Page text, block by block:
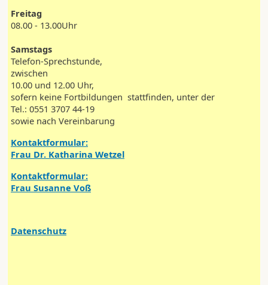
Freitag
08.00 - 13.00Uhr
Samstags
Telefon-Sprechstunde,
zwischen
10.00 und 12.00 Uhr,
sofern keine Fortbildungen stattfinden, unter der
Tel.: 0551 3707 44-19
sowie nach Vereinbarung
Kontaktformular:
Frau Dr. Katharina Wetzel
Kontaktformular:
Frau Susanne Voß
Datenschutz